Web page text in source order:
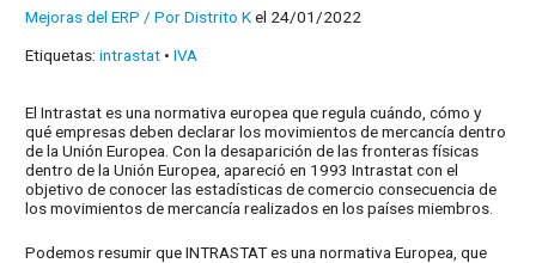
Mejoras del ERP / PorDistrito Kel 24/01/2022
Etiquetas:intrastat •IVA
El Intrastat es una normativa europea que regula cuándo, cómo y
qué empresas deben declarar los movimientos de mercancía dentro
de la Unión Europea. Con la desaparición de las fronteras físicas
dentro de la Unión Europea, apareció en 1993 Intrastat con el
objetivo de conocer las estadísticas de comercio consecuencia de
los movimientos de mercancía realizados en los países miembros.
Podemos resumir que INTRASTAT es una normativa Europea, que